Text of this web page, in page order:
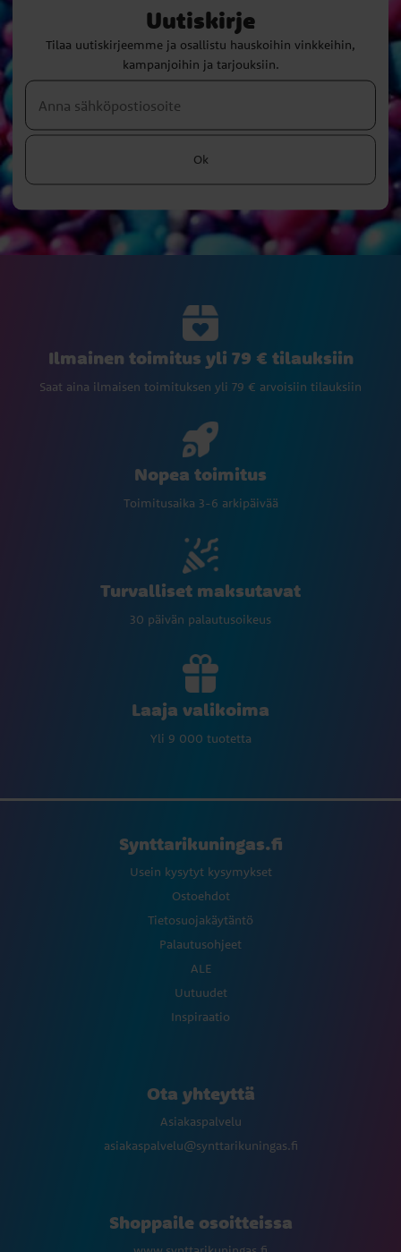
Uutiskirje
Tilaa uutiskirjeemme ja osallistu hauskoihin vinkkeihin,
kampanjoihin ja tarjouksiin.
Ok
Ilmainen toimitus yli 79 € tilauksiin
Saat aina ilmaisen toimituksen yli 79 € arvoisiin tilauksiin
Nopea toimitus
Toimitusaika 3-6 arkipäivää
Turvalliset maksutavat
30 päivän palautusoikeus
Laaja valikoima
Yli 9 000 tuotetta
Synttarikuningas.fi
Usein kysytyt kysymykset
Ostoehdot
Tietosuojakäytäntö
Palautusohjeet
ALE
Uutuudet
Inspiraatio
Ota yhteyttä
Asiakaspalvelu
asiakaspalvelu@synttarikuningas.fi
Shoppaile osoitteissa